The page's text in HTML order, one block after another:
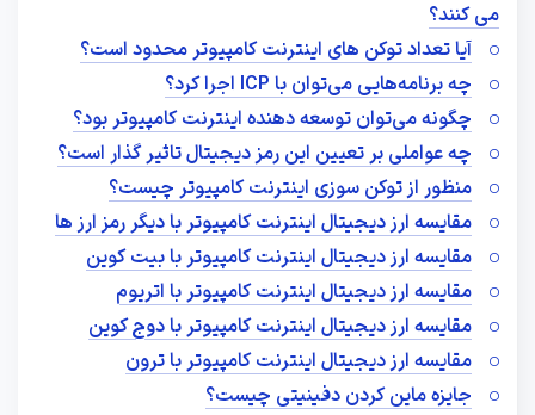
می کنند؟
آیا تعداد توکن های اینترنت کامپیوتر محدود است؟
چه برنامه‌هایی می‌توان با ICP اجرا کرد؟
چگونه می‌توان توسعه‌ دهنده اینترنت کامپیوتر بود؟
چه عواملی بر تعیین این رمز دیجیتال تاثیر گذار است؟
منظور از توکن سوزی اینترنت کامپیوتر چیست؟
مقایسه ارز دیجیتال اینترنت کامپیوتر با دیگر رمز ارز ها
مقایسه ارز دیجیتال اینترنت کامپیوتر با بیت کوین
مقایسه ارز دیجیتال اینترنت کامپیوتر با اتریوم
مقایسه ارز دیجیتال اینترنت کامپیوتر با دوج کوین
مقایسه ارز دیجیتال اینترنت کامپیوتر با ترون
جایزه ماین کردن دفینیتی چیست؟